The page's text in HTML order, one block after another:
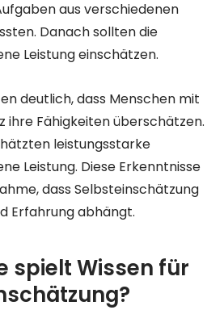
aus verschiedenen
Danach sollten die
Leistung einschätzen.
deutlich, dass Menschen mit
ihre Fähigkeiten überschätzen.
leistungsstarke
Leistung. Diese Erkenntnisse
dass Selbsteinschätzung
Erfahrung abhängt.
spielt Wissen für